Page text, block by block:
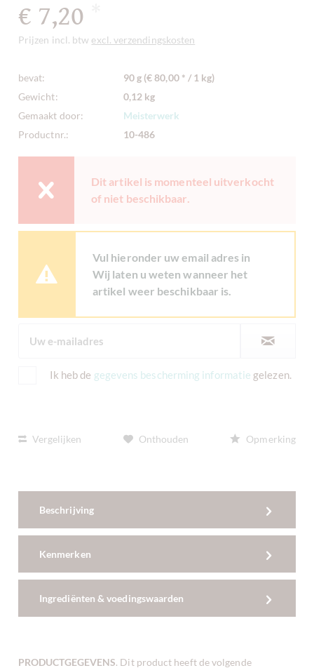
€ 7,20
Prijzen incl. btw excl. verzendingskosten
bevat:
90 g (€ 80,00 * / 1 kg)
Gewicht:
0,12 kg
Gemaakt door:
Meisterwerk
Productnr.:
10-486
Dit artikel is momenteel uitverkocht
of niet beschikbaar.
Vul hieronder uw email adres in
Wij laten u weten wanneer het
artikel weer beschikbaar is.
Ik heb de gegevens bescherming informatie gelezen.
Vergelijken Onthouden Opmerking
Beschrijving
Kenmerken
Ingrediënten & voedingswaarden
PRODUCTGEGEVENS. Dit product heeft de volgende